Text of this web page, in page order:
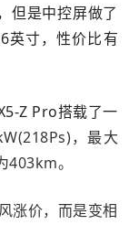
但是中控屏做了
英寸，性价比有
Z Pro搭载了一
，最大
403km。
涨价，而是变相